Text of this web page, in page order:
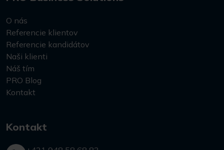
O nás
Referencie klientov
Referencie kandidátov
Naši klienti
Náš tím
PRO Blog
Kontakt
Kontakt